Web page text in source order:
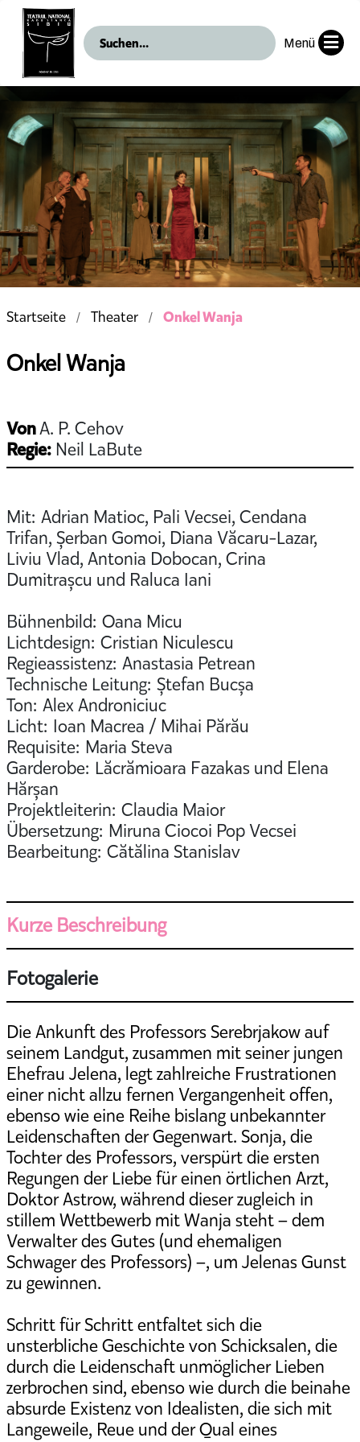
Menü
Startseite Theater Onkel Wanja
Onkel Wanja
VonA. P. Cehov
Regie: Neil LaBute
Mit: Adrian Matioc, Pali Vecsei, Cendana
Trifan, Șerban Gomoi, Diana Văcaru-Lazar,
Liviu Vlad, Antonia Dobocan, Crina
Dumitrașcu und Raluca Iani
Bühnenbild: Oana Micu
Lichtdesign: Cristian Niculescu
Regieassistenz: Anastasia Petrean
Technische Leitung: Ștefan Bucșa
Ton: Alex Androniciuc
Licht: Ioan Macrea / Mihai Părău
Requisite: Maria Steva
Garderobe: Lăcrămioara Fazakas und Elena
Hărșan
Projektleiterin: Claudia Maior
Übersetzung: Miruna Ciocoi Pop Vecsei
Bearbeitung: Cătălina Stanislav
Kurze Beschreibung
Fotogalerie
Die Ankunft des Professors Serebrjakow auf
seinem Landgut, zusammen mit seiner jungen
Ehefrau Jelena, legt zahlreiche Frustrationen
einer nicht allzu fernen Vergangenheit offen,
ebenso wie eine Reihe bislang unbekannter
Leidenschaften der Gegenwart. Sonja, die
Tochter des Professors, verspürt die ersten
Regungen der Liebe für einen örtlichen Arzt,
Doktor Astrow, während dieser zugleich in
stillem Wettbewerb mit Wanja steht – dem
Verwalter des Gutes (und ehemaligen
Schwager des Professors) –, um Jelenas Gunst
zu gewinnen.
Schritt für Schritt entfaltet sich die
unsterbliche Geschichte von Schicksalen, die
durch die Leidenschaft unmöglicher Lieben
zerbrochen sind, ebenso wie durch die beinahe
absurde Existenz von Idealisten, die sich mit
Langeweile, Reue und der Qual eines